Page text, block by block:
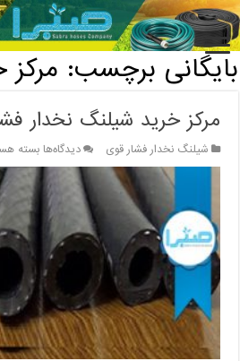
خانه / بایگانی برچسب: مرکز خرید شیلنگ
بایگانی برچسب:
مرکز خرید شیلنگ نخدار
شیلنگ نخدار فشار قوی دیدگاه‌هابرای
مرکز
خرید
شیلنگ
نخدار
فشار
قوی
درجه
یک
بسته